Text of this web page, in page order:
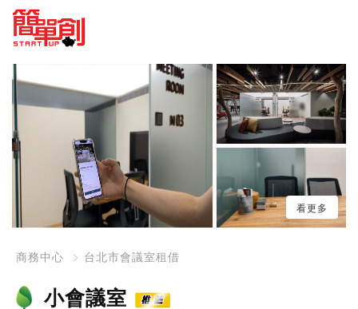
看更多
商務中心 台北市會議室租借
小會議室